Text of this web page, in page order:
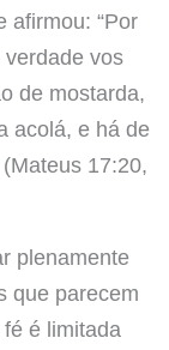
afirmou: “Por
vos
de mostarda,
acolá, e há de
17:20,
plenamente
que parecem
é limitada